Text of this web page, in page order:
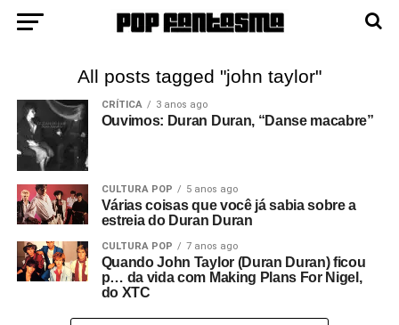
All posts tagged "john taylor"
CRÍTICA 3 anos ago
Ouvimos: Duran Duran, “Danse macabre”
CULTURA POP 5 anos ago
Várias coisas que você já sabia sobre a
estreia do Duran Duran
CULTURA POP 7 anos ago
Quando John Taylor (Duran Duran) ficou
p… da vida com Making Plans For Nigel,
do XTC